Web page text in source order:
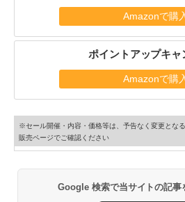
Amazonで購
ポイントアップキャ
Amazonで購
※セール開催・内容・価格等は、予告なく変更とな
販売ページでご確認ください
Google 検索で当サイトの記事